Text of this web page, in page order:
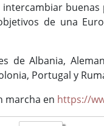
de una
Albania,
Portugal y
marcha en https://